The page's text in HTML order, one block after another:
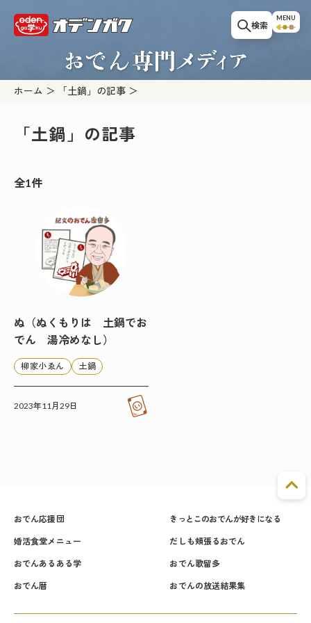
検索
MENU
ホーム 「土鍋」の記事
「土鍋」の記事
全1件
ぬ（ぬくもりは 土鍋でお
でん 湯冷めなし）
柳家小ゑん 土鍋
2023年11月29日
おでん応援団 きっとこのおでんが好きになる
婚活食堂メニュー だしも頬張るおでん
おでんあるある学 おでん歌留多
おでん暦 おでんの放送結果集